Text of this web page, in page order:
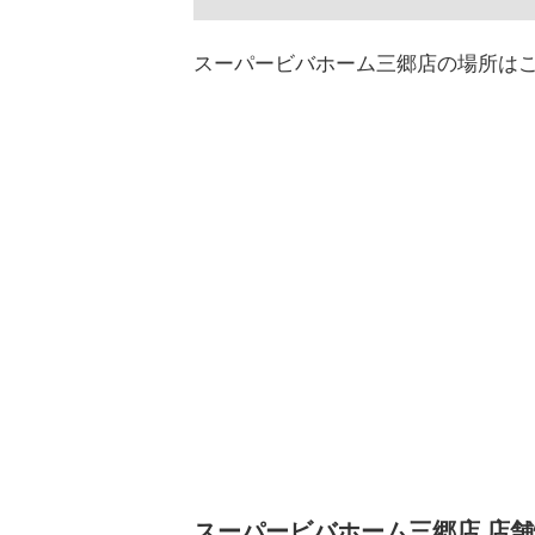
スーパービバホーム三郷店の場所は